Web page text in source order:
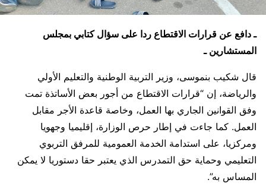
ـ دافع عن قرارات الاقتطاع ردا على سؤال كتابي بمجلس
المستشارين ـ
قال شكيب بنموسى، وزير التربية الوطنية والتعليم الأولي
والرياضة، إن “قرارات الاقتطاع من أجور بعض الأساتذة تمت
وفق القوانين الجاري بها العمل، وخاصة قاعدة الأجر مقابل
العمل. كما جاءت في إطار حرص الوزارة، إقليميا وجهويا
ومركزيا، على استدامة الخدمة العمومية للمرفق التربوي
التعليمي وحماية حق التمدرس الذي يعتبر حقا دستوريا لا يمكن
المساس به”.